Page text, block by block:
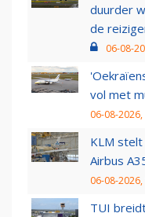
duurder
de
06-08-
vol met
06-08-
KLM
Airbus
06-08-2026,
TUI